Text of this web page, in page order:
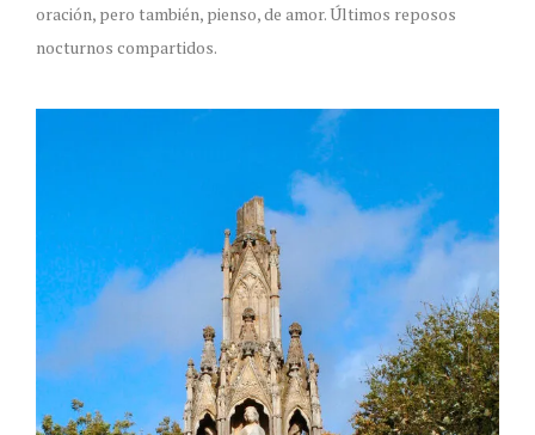
oración, pero también, pienso, de amor. Últimos reposos
nocturnos compartidos.